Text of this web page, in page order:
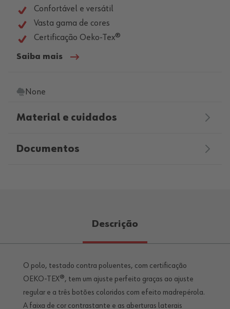
Confortável e versátil
Vasta gama de cores
Certificação Oeko-Tex®
Saiba mais
None
Material e cuidados
Documentos
Descrição
O polo, testado contra poluentes, com certificação
OEKO-TEX®, tem um ajuste perfeito graças ao ajuste
regular e a três botões coloridos com efeito madrepérola.
A faixa de cor contrastante e as aberturas laterais